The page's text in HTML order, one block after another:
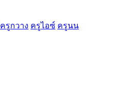
ครูกวาง ครูไอซ์ ครูนน